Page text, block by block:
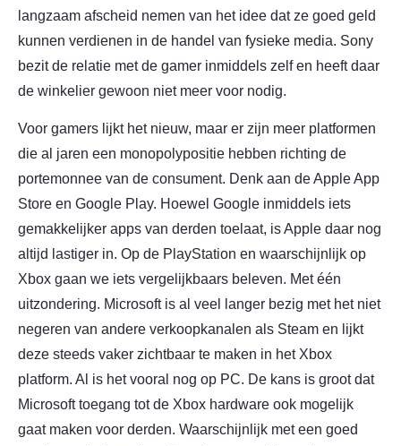
langzaam afscheid nemen van het idee dat ze goed geld
kunnen verdienen in de handel van fysieke media. Sony
bezit de relatie met de gamer inmiddels zelf en heeft daar
de winkelier gewoon niet meer voor nodig.
Voor gamers lijkt het nieuw, maar er zijn meer platformen
die al jaren een monopolypositie hebben richting de
portemonnee van de consument. Denk aan de Apple App
Store en Google Play. Hoewel Google inmiddels iets
gemakkelijker apps van derden toelaat, is Apple daar nog
altijd lastiger in. Op de PlayStation en waarschijnlijk op
Xbox gaan we iets vergelijkbaars beleven. Met één
uitzondering. Microsoft is al veel langer bezig met het niet
negeren van andere verkoopkanalen als Steam en lijkt
deze steeds vaker zichtbaar te maken in het Xbox
platform. Al is het vooral nog op PC. De kans is groot dat
Microsoft toegang tot de Xbox hardware ook mogelijk
gaat maken voor derden. Waarschijnlijk met een goed